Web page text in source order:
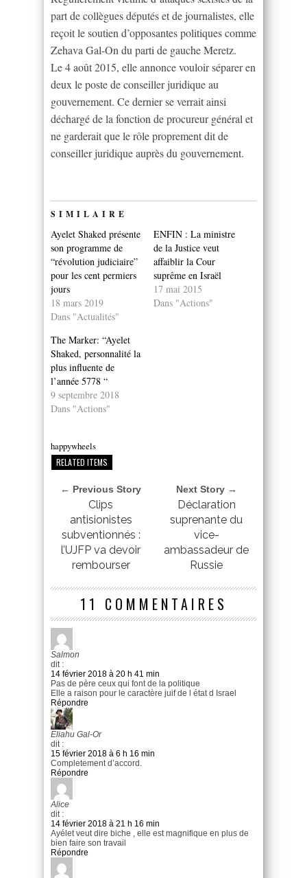
part de collègues députés et de journalistes, elle
reçoit le soutien d’opposantes politiques comme
Zehava Gal-On du parti de gauche Meretz.
Le 4 août 2015, elle annonce vouloir séparer en
deux le poste de conseiller juridique au
gouvernement. Ce dernier se verrait ainsi
déchargé de la fonction de procureur général et
ne garderait que le rôle proprement dit de
conseiller juridique auprès du gouvernement.
SIMILAIRE
Ayelet Shaked présente
son programme de
“révolution judiciaire”
pour les cent permiers
jours
18 mars 2019
Dans "Actualités"
ENFIN : La ministre
de la Justice veut
affaiblir la Cour
suprême en Israël
17 mai 2015
Dans "Actions"
The Marker: “Ayelet
Shaked, personnalité la
plus influente de
l’année 5778 “
9 septembre 2018
Dans "Actions"
happywheels
RELATED ITEMS
← Previous Story
Clips
antisionistes
subventionnés :
l’UJFP va devoir
rembourser
Next Story →
Déclaration
suprenante du
vice-
ambassadeur de
Russie
11 COMMENTAIRES
Salmon
dit :
14 février 2018 à 20 h 41 min
Pas de père ceux qui font de la politique
Elle a raison pour le caractère juif de l état d Israel
Répondre
Eliahu Gal-Or
dit :
15 février 2018 à 6 h 16 min
Completement d’accord.
Répondre
Alice
dit :
14 février 2018 à 21 h 16 min
Ayélet veut dire biche , elle est magnifique en plus de
bien faire son travail
Répondre